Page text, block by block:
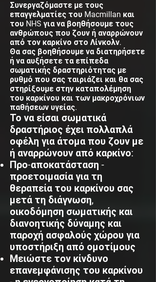
Συνεργαζόμαστε με τους
επαγγελματίες του Macmillan και
του NHS για να βοηθήσουμε τους
ανθρώπους που ζουν ή αναρρώνουν
από τον καρκίνο στο Λίνκολν.
Θα σας βοηθήσουμε να διατηρήσετε
ή να αυξήσετε τα επίπεδα
σωματικής δραστηριότητας με
ρυθμό που σας ταιριάζει και θα σας
στηρίξουμε στην καταπολέμηση
του καρκίνου και των μακροχρόνιων
παθήσεων υγείας.
Το να είσαι σωματικά
δραστήριος έχει πολλαπλά
οφέλη για άτομα που ζουν με
ή αναρρώνουν από καρκίνο:
Προ-αποκατάσταση -
προετοιμασία για τη
θεραπεία του καρκίνου σας
μετά τη διάγνωση,
οικοδόμηση σωματικής και
διανοητικής δύναμης και
παροχή ασφαλούς χώρου για
υποστήριξη από ομοτίμους
Μειώστε τον κίνδυνο
επανεμφάνισης του καρκίνου